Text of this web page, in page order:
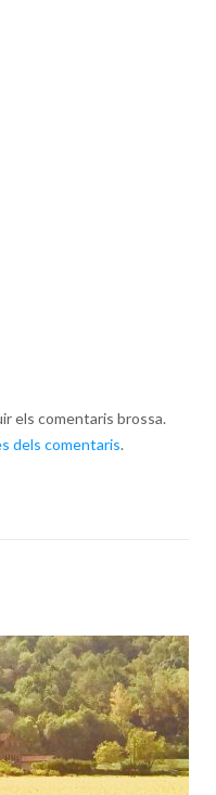
els comentaris brossa.
dels comentaris.